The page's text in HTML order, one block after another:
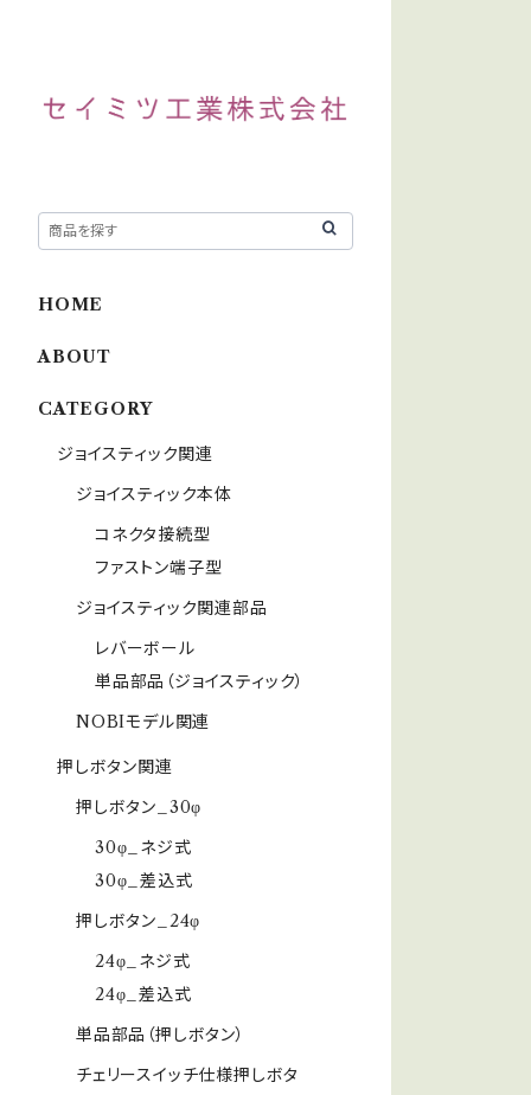
HOME
ABOUT
CATEGORY
ジョイスティック関連
ジョイスティック本体
コネクタ接続型
ファストン端子型
ジョイスティック関連部品
レバーボール
単品部品（ジョイスティック）
NOBIモデル関連
押しボタン関連
押しボタン_30φ
30φ_ネジ式
30φ_差込式
押しボタン_24φ
24φ_ネジ式
24φ_差込式
単品部品（押しボタン）
チェリースイッチ仕様押しボタ